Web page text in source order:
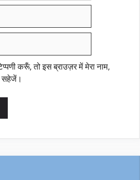
करूँ, तो इस ब्राउज़र में मेरा नाम,
सहेजें।